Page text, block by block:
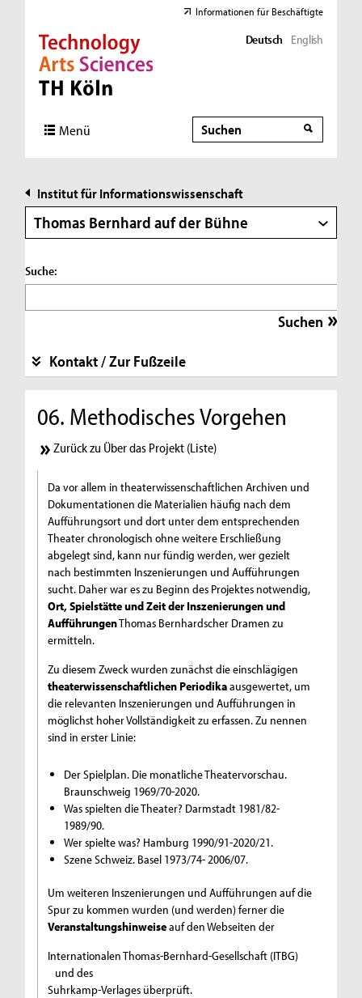
Direkt zur Hauptnavigation
Direkt zur Subnavigation
Direkt zum Inhalt
Direkt zum Fußbereich
Informationen für Beschäftigte
Deutsch English
Menü Suche
Suche
Institut für Informationswissenschaft
Thomas Bernhard auf der Bühne
Suche:
Kontakt / Zur Fußzeile
06. Methodisches Vorgehen
Zurück zu Über das Projekt (Liste)
Da vor allem in theaterwissenschaftlichen Archiven und
Dokumentationen die Materialien häufig nach dem
Aufführungsort und dort unter dem entsprechenden
Theater chronologisch ohne weitere Erschließung
abgelegt sind, kann nur fündig werden, wer gezielt
nach bestimmten Inszenierungen und Aufführungen
sucht. Daher war es zu Beginn des Projektes notwendig,
Ort, Spielstätte und Zeit der Inszenierungen und
AufführungenThomas Bernhardscher Dramen zu
ermitteln.
Zu diesem Zweck wurden zunächst die einschlägigen
theaterwissenschaftlichen Periodikaausgewertet, um
die relevanten Inszenierungen und Aufführungen in
möglichst hoher Vollständigkeit zu erfassen. Zu nennen
sind in erster Linie:
Der Spielplan. Die monatliche Theatervorschau.
Braunschweig 1969/70-2020.
Was spielten die Theater? Darmstadt 1981/82-
1989/90.
Wer spielte was? Hamburg 1990/91-2020/21.
Szene Schweiz. Basel 1973/74- 2006/07.
Um weiteren Inszenierungen und Aufführungen auf die
Spur zu kommen wurden (und werden) ferner die
Veranstaltungshinweiseauf den Webseiten der
Internationalen Thomas-Bernhard-Gesellschaft (ITBG)
und des
Suhrkamp-Verlages überprüft.